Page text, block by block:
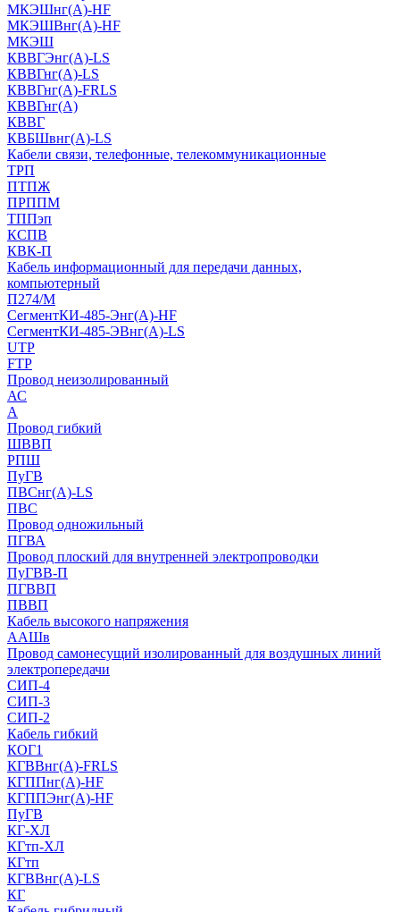
МКЭШнг(A)-HF
МКЭШВнг(А)-HF
МКЭШ
КВВГЭнг(А)-LS
КВВГнг(А)-LS
КВВГнг(А)-FRLS
КВВГнг(А)
КВВГ
КВБШвнг(А)-LS
Кабели связи, телефонные, телекоммуникационные
ТРП
ПТПЖ
ПРППМ
ТППэп
КСПВ
КВК-П
Кабель информационный для передачи данных,
компьютерный
П274/М
СегментКИ-485-Энг(А)-HF
СегментКИ-485-ЭВнг(А)-LS
UTP
FTP
Провод неизолированный
АС
А
Провод гибкий
ШВВП
РПШ
ПуГВ
ПВСнг(А)-LS
ПВС
Провод одножильный
ПГВА
Провод плоский для внутренней электропроводки
ПуГВВ-П
ПГВВП
ПВВП
Кабель высокого напряжения
ААШв
Провод самонесущий изолированный для воздушных линий
электропередачи
СИП-4
СИП-3
СИП-2
Кабель гибкий
КОГ1
КГВВнг(А)-FRLS
КГППнг(A)-HF
КГППЭнг(A)-HF
ПуГВ
КГ-ХЛ
КГтп-ХЛ
КГтп
КГВВнг(А)-LS
КГ